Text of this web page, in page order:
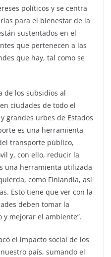
políticos y se centra
para el bienestar de la
sustentados en el
que pertenecen a las
que hay, tal como se
de los subsidios al
ciudades de todo el
grandes urbes de Estados
es una herramienta
transporte público,
y, con ello, reducir la
una herramienta utilizada
como Finlandia, así
Esto tiene que ver con la
deben tomar la
mejorar el ambiente”.
el impacto social de los
país, sumando el